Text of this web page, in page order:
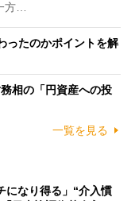
方…
ったのかポイントを解
相の「円資産への投
一覧を見る
になり得る」“介入慣